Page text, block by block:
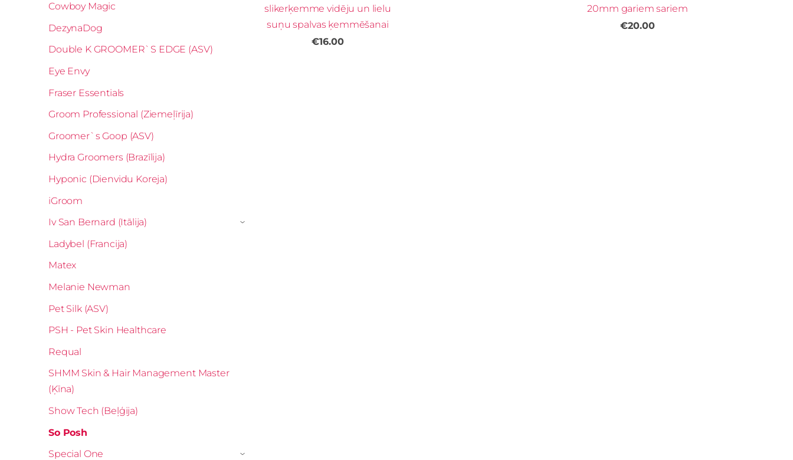
Cowboy Magic
DezynaDog
Double K GROOMER`S EDGE (ASV)
Eye Envy
Fraser Essentials
Groom Professional (Ziemeļīrija)
Groomer`s Goop (ASV)
Hydra Groomers (Brazīlija)
Hyponic (Dienvidu Koreja)
iGroom
Iv San Bernard (Itālija)
›
Ladybel (Francija)
Matex
Melanie Newman
Pet Silk (ASV)
PSH - Pet Skin Healthcare
Requal
SHMM Skin & Hair Management Master
(Ķīna)
Show Tech (Beļģija)
So Posh
Special One
›
slikerķemme vidēju un lielu
suņu spalvas ķemmēšanai
€16.00
20mm gariem sariem
€20.00